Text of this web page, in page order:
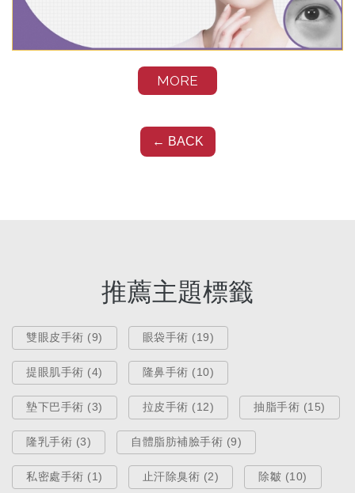
MORE
眼袋消除看這篇！了解眼袋成因，
醫療新知
← BACK
推薦主題標籤
雙眼皮手術 (9) 眼袋手術 (19)
提眼肌手術 (4) 隆鼻手術 (10)
墊下巴手術 (3) 拉皮手術 (12) 抽脂手術 (15)
隆乳手術 (3) 自體脂肪補臉手術 (9)
私密處手術 (1) 止汗除臭術 (2) 除皺 (10)